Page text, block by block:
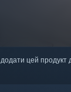
цей продукт